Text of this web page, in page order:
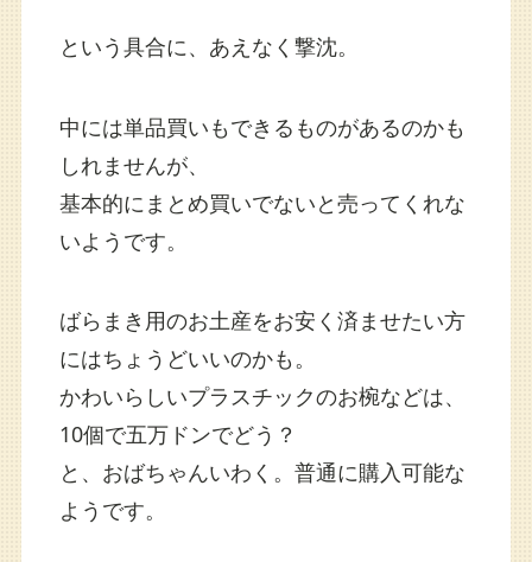
という具合に、あえなく撃沈。
中には単品買いもできるものがあるのかも
しれませんが、
基本的にまとめ買いでないと売ってくれな
いようです。
ばらまき用のお土産をお安く済ませたい方
にはちょうどいいのかも。
かわいらしいプラスチックのお椀などは、
10個で五万ドンでどう？
と、おばちゃんいわく。普通に購入可能な
ようです。